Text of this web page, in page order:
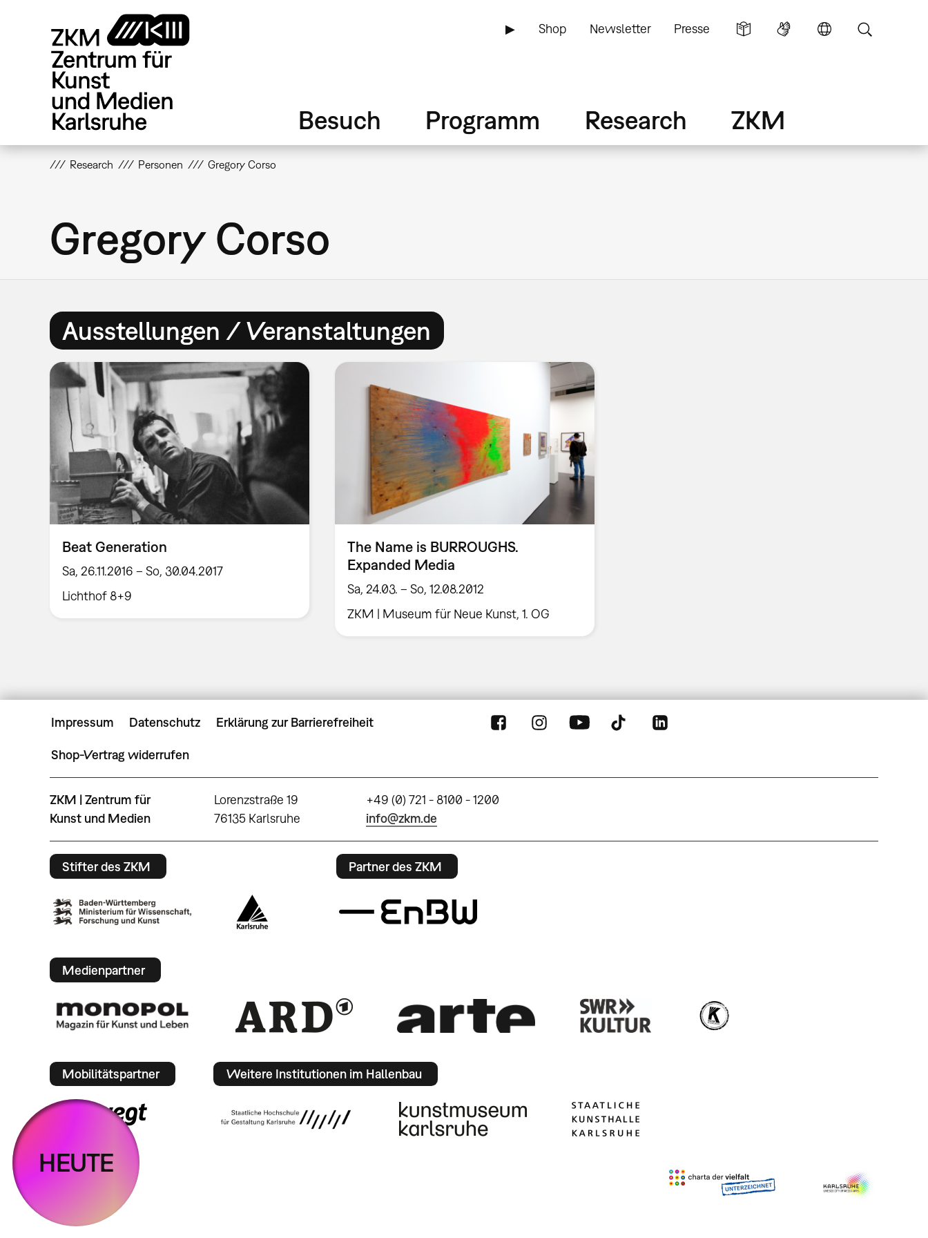
▶ Shop Newsletter Presse
Besuch Programm Research ZKM
Research Personen Gregory Corso
Gregory Corso
Ausstellungen / Veranstaltungen
Beat Generation
Sa, 26.11.2016 – So, 30.04.2017
Lichthof 8+9
The Name is BURROUGHS.
Expanded Media
Sa, 24.03. – So, 12.08.2012
ZKM | Museum für Neue Kunst, 1. OG
Impressum Datenschutz Erklärung zur Barrierefreiheit
Shop-Vertrag widerrufen
ZKM | Zentrum für
Kunst und Medien
Lorenzstraße 19
76135 Karlsruhe
+49 (0) 721 - 8100 - 1200
info@zkm.de
Stifter des ZKM Partner des ZKM
Medienpartner
Mobilitätspartner Weitere Institutionen im Hallenbau
HEUTE